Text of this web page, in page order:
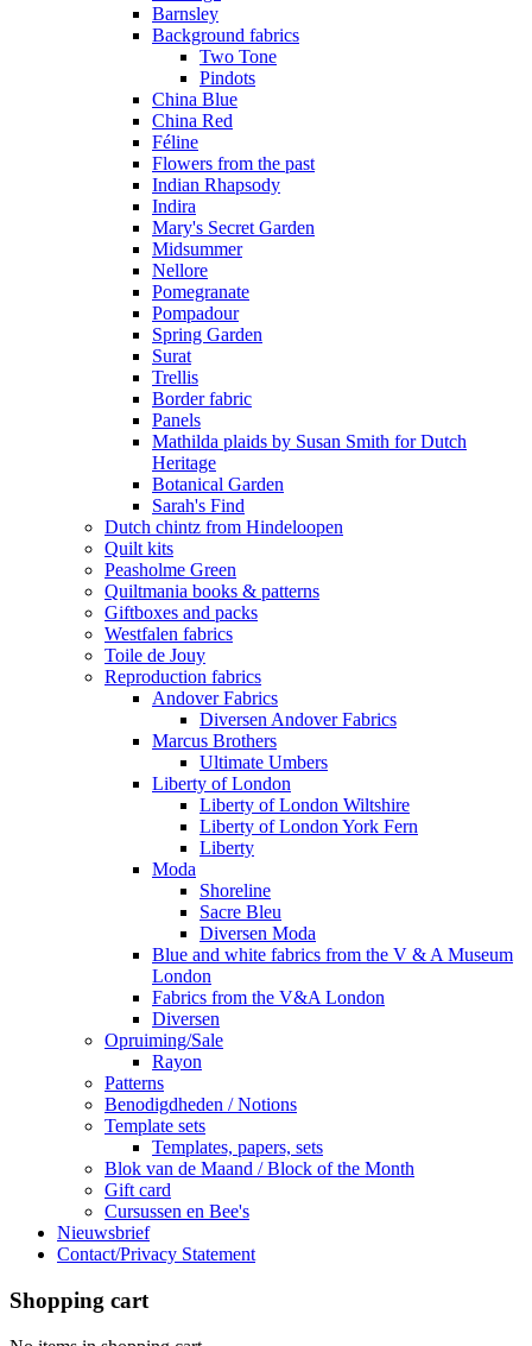
Barnsley
Background fabrics
Two Tone
Pindots
China Blue
China Red
Féline
Flowers from the past
Indian Rhapsody
Indira
Mary's Secret Garden
Midsummer
Nellore
Pomegranate
Pompadour
Spring Garden
Surat
Trellis
Border fabric
Panels
Mathilda plaids by Susan Smith for Dutch
Heritage
Botanical Garden
Sarah's Find
Dutch chintz from Hindeloopen
Quilt kits
Peasholme Green
Quiltmania books & patterns
Giftboxes and packs
Westfalen fabrics
Toile de Jouy
Reproduction fabrics
Andover Fabrics
Diversen Andover Fabrics
Marcus Brothers
Ultimate Umbers
Liberty of London
Liberty of London Wiltshire
Liberty of London York Fern
Liberty
Moda
Shoreline
Sacre Bleu
Diversen Moda
Blue and white fabrics from the V & A Museum
London
Fabrics from the V&A London
Diversen
Opruiming/Sale
Rayon
Patterns
Benodigdheden / Notions
Template sets
Templates, papers, sets
Blok van de Maand / Block of the Month
Gift card
Cursussen en Bee's
Nieuwsbrief
Contact/Privacy Statement
Shopping cart